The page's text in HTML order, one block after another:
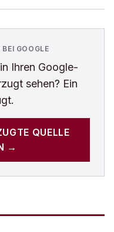
GOOGLE
in Ihren Google-
sehen? Ein
QUELLE
→